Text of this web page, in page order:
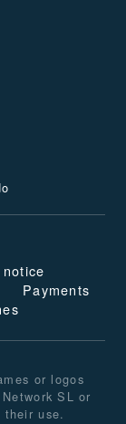
Payments
or logos
SL or
their use.